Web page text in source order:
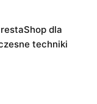
dla
techniki